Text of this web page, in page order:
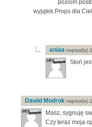
poziom
wyjątek.Props dla
aniaa napisal(a)
Słoń
Dawid Modrok napisal(a)
Masz, sygnuję
Czy teraz moja